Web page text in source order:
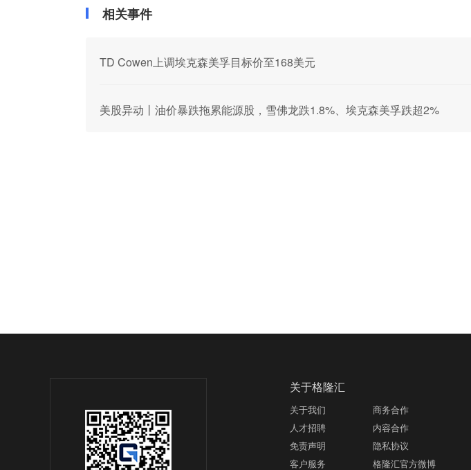
相关事件
TD Cowen上调埃克森美孚目标价至168美元
美股异动丨油价暴跌拖累能源股，雪佛龙跌1.8%、埃克森美孚跌超2%
关于格隆汇
关于我们
商务合作
人才招聘
内容合作
免责声明
隐私协议
客户服务
格隆汇官方微博